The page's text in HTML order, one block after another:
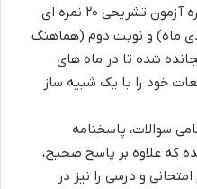
دوازده دوره آزمون تشریحی ۲۰ نمره ای
ماه) و نوبت دوم (هماهنگ
شده تا در ماه های
خود را با یک شبیه ساز
سوالات، پاسخنامه
که علاوه بر پاسخ صحیح،
و درسی را نیز در